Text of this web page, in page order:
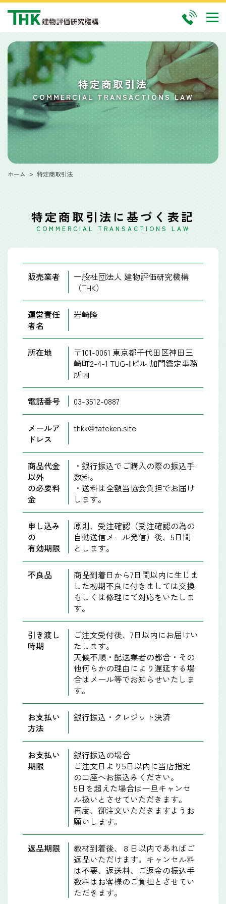
特定商取引法
COMMERCIAL TRANSACTIONS LAW
ホーム 特定商取引法
特定商取引法に基づく表記
COMMERCIAL TRANSACTIONS LAW
販売業者
一般社団法人 建物評価研究機構
（THK）
運営責任
者名
岩崎隆
所在地
〒101-0061 東京都千代田区神田三
崎町2-4-1 TUG-Ⅰビル 加門鑑定事務
所内
電話番号 03-3512-0887
メールア
ドレス
thkk@tateken.site
商品代金
以外
の必要料
金
・銀行振込でご購入の際の振込手
数料。
・送料は全額当協会負担でお届け
します。
申し込み
の
有効期限
原則、受注確認（受注確認の為の
自動送信メール発信）後、5日間
とします。
不良品
商品到着日から7日間以内に生じま
した初期不良に付きましては交換
もしくは修理にて対応をいたしま
す。
引き渡し
時期
ご注文受付後、7日以内にお届けい
たします。
天候不順・配送業者の都合・その
他何らかの理由により遅延する場
合はメール等でお知らせいたしま
す。
お支払い
方法
銀行振込・クレジット決済
お支払い
期限
銀行振込の場合
ご注文日より5日以内に当店指定
の口座へお振込みください。
5日を超えた場合は一旦キャンセ
ル扱いとさせていただきます。
再度、御注文いただきますようお
願いします。
返品期限
教材到着後、８日以内であればご
返品いただけます。キャンセル料
は不要、返送料、ご返金の振込手
数料はお客様のご負担とさせてい
ただきます。